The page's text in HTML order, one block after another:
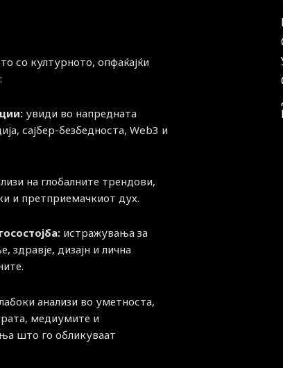
со културното, опфаќајќи
увиди во напредната
сајбер-безбедноста, Web3 и
на глобалните трендови,
и претприемачкиот дух.
истражувања за
здравје, дизајн и лична
анализи во уметноста,
медиумите и
што го обликуваат